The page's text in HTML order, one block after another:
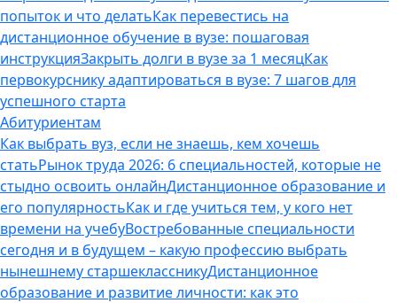
попыток и что делатьКак перевестись на
дистанционное обучение в вузе: пошаговая
инструкцияЗакрыть долги в вузе за 1 месяцКак
первокурснику адаптироваться в вузе: 7 шагов для
успешного старта
Абитуриентам
Как выбрать вуз, если не знаешь, кем хочешь
статьРынок труда 2026: 6 специальностей, которые не
стыдно освоить онлайнДистанционное образование и
его популярностьКак и где учиться тем, у кого нет
времени на учебуВостребованные специальности
сегодня и в будущем – какую профессию выбрать
нынешнему старшеклассникуДистанционное
образование и развитие личности: как это